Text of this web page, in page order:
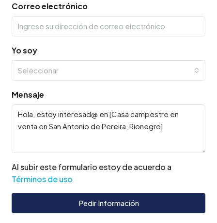
Correo electrónico
Yo soy
Seleccionar
Mensaje
Al subir este formulario estoy de acuerdo a
Términos de uso
Pedir Información